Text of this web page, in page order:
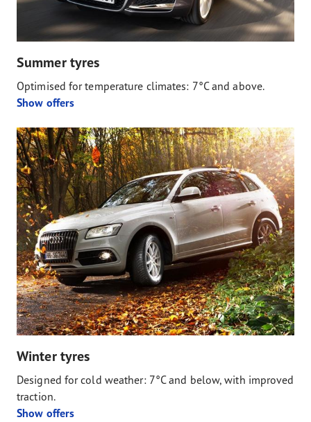
Summer tyres
Optimised for temperature climates: 7°C and above.
Show offers
Winter tyres
Designed for cold weather: 7°C and below, with improved
traction.
Show offers